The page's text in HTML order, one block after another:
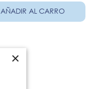
AÑADIR AL CARRO
×